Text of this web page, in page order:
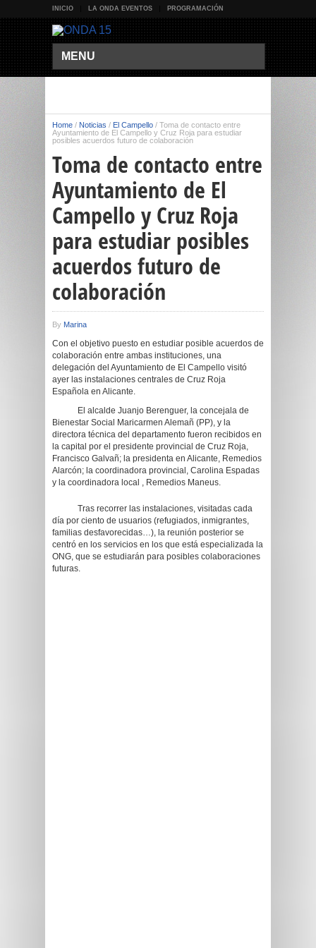
INICIO LA ONDA EVENTOS PROGRAMACIÓN
MENU
Home / Noticias / El Campello / Toma de contacto entre
Ayuntamiento de El Campello y Cruz Roja para estudiar
posibles acuerdos futuro de colaboración
Toma de contacto entre
Ayuntamiento de El
Campello y Cruz Roja
para estudiar posibles
acuerdos futuro de
colaboración
By Marina
Con el objetivo puesto en estudiar posible acuerdos de
colaboración entre ambas instituciones, una
delegación del Ayuntamiento de El Campello visitó
ayer las instalaciones centrales de Cruz Roja
Española en Alicante.
El alcalde Juanjo Berenguer, la concejala de
Bienestar Social Maricarmen Alemañ (PP), y la
directora técnica del departamento fueron recibidos en
la capital por el presidente provincial de Cruz Roja,
Francisco Galvañ; la presidenta en Alicante, Remedios
Alarcón; la coordinadora provincial, Carolina Espadas
y la coordinadora local , Remedios Maneus.
Tras recorrer las instalaciones, visitadas cada
día por ciento de usuarios (refugiados, inmigrantes,
familias desfavorecidas…), la reunión posterior se
centró en los servicios en los que está especializada la
ONG, que se estudiarán para posibles colaboraciones
futuras.